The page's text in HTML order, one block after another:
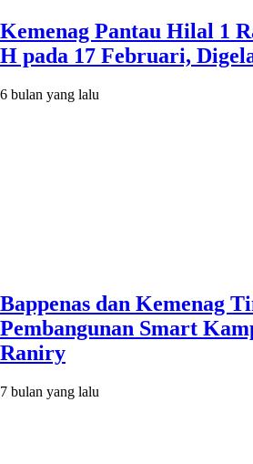
Kemenag Pantau Hilal 1
H pada 17 Februari,
6 bulan yang lalu
Bappenas dan Kemenag
Pembangunan Smart
Raniry
7 bulan yang lalu